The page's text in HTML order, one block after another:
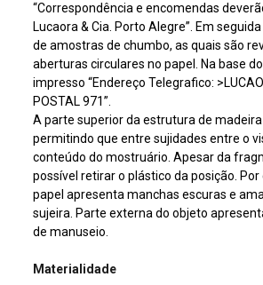
“Correspondência e encomendas
Lucaora & Cia. Porto Alegre”. Em
de amostras de chumbo, as quais são
aberturas circulares no papel. Na base
impresso “Endereço Telegrafico:
POSTAL 971”.
A parte superior da estrutura de
permitindo que entre sujidades entre o
conteúdo do mostruário. Apesar da
possível retirar o plástico da posição. Por
papel apresenta manchas escuras e
sujeira. Parte externa do objeto
de manuseio.
Materialidade